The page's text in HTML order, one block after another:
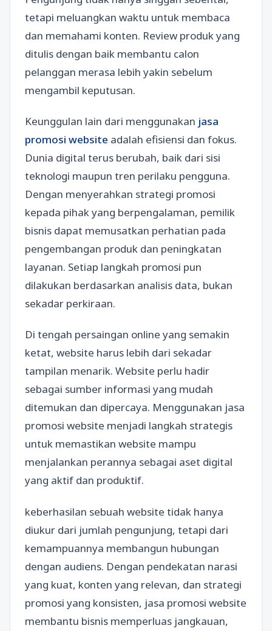
tetapi meluangkan waktu untuk membaca
dan memahami konten. Review produk yang
ditulis dengan baik membantu calon
pelanggan merasa lebih yakin sebelum
mengambil keputusan.
Keunggulan lain dari menggunakan jasa
promosi website adalah efisiensi dan fokus.
Dunia digital terus berubah, baik dari sisi
teknologi maupun tren perilaku pengguna.
Dengan menyerahkan strategi promosi
kepada pihak yang berpengalaman, pemilik
bisnis dapat memusatkan perhatian pada
pengembangan produk dan peningkatan
layanan. Setiap langkah promosi pun
dilakukan berdasarkan analisis data, bukan
sekadar perkiraan.
Di tengah persaingan online yang semakin
ketat, website harus lebih dari sekadar
tampilan menarik. Website perlu hadir
sebagai sumber informasi yang mudah
ditemukan dan dipercaya. Menggunakan jasa
promosi website menjadi langkah strategis
untuk memastikan website mampu
menjalankan perannya sebagai aset digital
yang aktif dan produktif.
keberhasilan sebuah website tidak hanya
diukur dari jumlah pengunjung, tetapi dari
kemampuannya membangun hubungan
dengan audiens. Dengan pendekatan narasi
yang kuat, konten yang relevan, dan strategi
promosi yang konsisten, jasa promosi website
membantu bisnis memperluas jangkauan,